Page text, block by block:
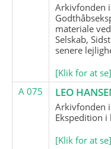
Arkivfonden
materiale
Selskab,
senere
[Klik for at se]
A 075
LEO
Arkivfonden
Ekspedition
[Klik for at se]